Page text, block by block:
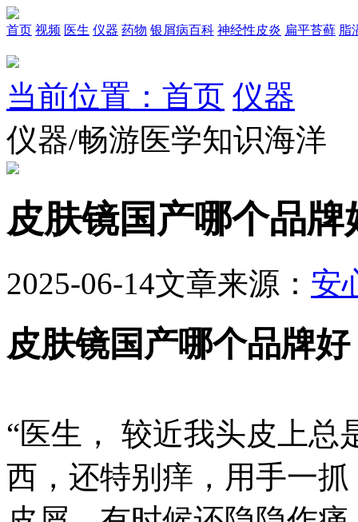
首页 视频 医生 仪器 药物 银屑病百科 神经性皮炎 扁平苔藓 脂
当前位置：首页 仪器
仪器/畅游医学知识海洋
皮肤镜国产哪个品牌
2025-06-14文章来源： 安
皮肤镜国产哪个品牌好
“医生， 较近我头皮上总
西，还特别痒，用手一